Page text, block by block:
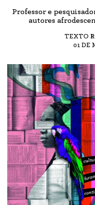
Professor e
autores
TEXTO
01 DE